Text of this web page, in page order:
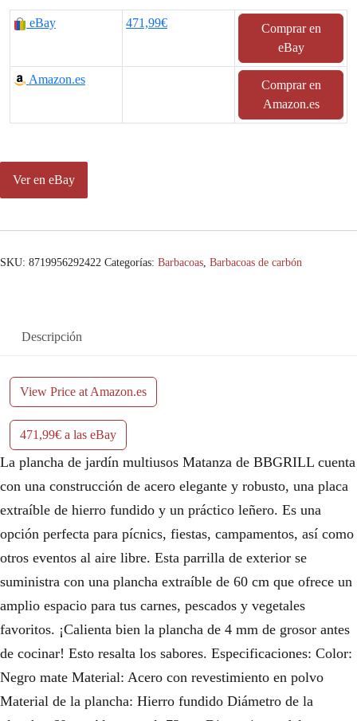
eBay 471,99€
Comprar en
eBay
Amazon.es
Comprar en
Amazon.es
Ver en eBay
SKU: 8719956292422 Categorías: Barbacoas, Barbacoas de carbón
Descripción
View Price at Amazon.es
471,99€ a las eBay
La plancha de jardín multiusos Matanza de BBGRILL cuenta
con una construcción de acero elegante y robusto, una placa
extraíble de hierro fundido y un práctico leñero. Es una
opción perfecta para pícnics, fiestas, campamentos, así como
otros eventos al aire libre. Esta parrilla de exterior se
suministra con una plancha extraíble de 60 cm que ofrece un
amplio espacio para tus carnes, pescados y vegetales
favoritos. ¡Calienta bien la plancha de 4 mm de grosor antes
de cocinar! Esto resalta los sabores. Especificaciones: Color:
Negro mate Material: Acero con revestimiento en polvo
Material de la plancha: Hierro fundido Diámetro de la